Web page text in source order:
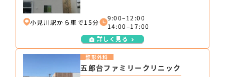
小見川駅から車で15分
9:00–12:00
14:00–17:00
詳しく見る
五郎台ファミリークリニック
整形外科